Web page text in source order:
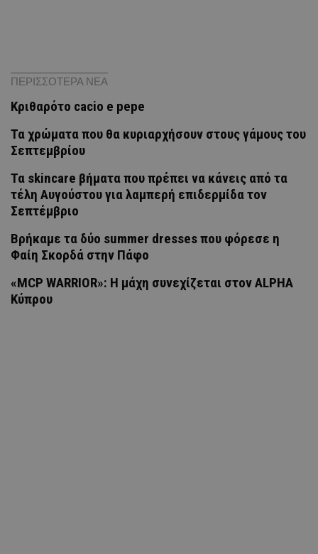
ΠΕΡΙΣΣΟΤΕΡΑ ΝΕΑ
Κριθαρότο cacio e pepe
Τα χρώματα που θα κυριαρχήσουν στους γάμους του
Σεπτεμβρίου
Τα skincare βήματα που πρέπει να κάνεις από τα
τέλη Αυγούστου για λαμπερή επιδερμίδα τον
Σεπτέμβριο
Βρήκαμε τα δύο summer dresses που φόρεσε η
Φαίη Σκορδά στην Πάφο
«MCP WARRIOR»: Η μάχη συνεχίζεται στον ALPHA
Κύπρου